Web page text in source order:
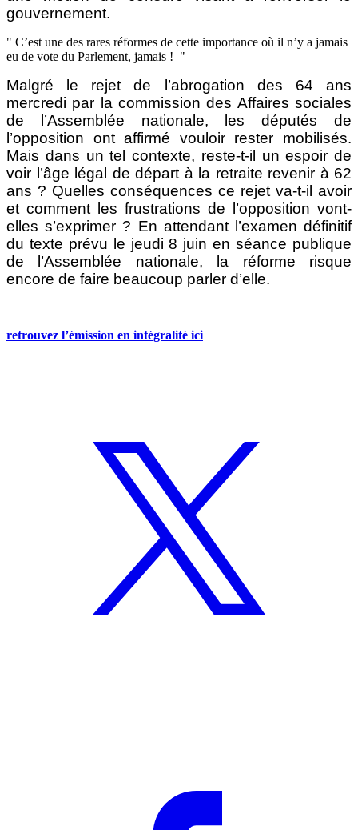
gouvernement.
C’est une des rares réformes de cette importance où il n’y a jamais
eu de vote du Parlement, jamais !
Malgré le rejet de l’abrogation des 64 ans
mercredi par la commission des Affaires sociales
de l’Assemblée nationale, les députés de
l’opposition ont affirmé vouloir rester mobilisés.
Mais dans un tel contexte, reste-t-il un espoir de
voir l’âge légal de départ à la retraite revenir à 62
ans ? Quelles conséquences ce rejet va-t-il avoir
et comment les frustrations de l’opposition vont-
elles s’exprimer ? En attendant l’examen définitif
du texte prévu le jeudi 8 juin en séance publique
de l’Assemblée nationale, la réforme risque
encore de faire beaucoup parler d’elle.
retrouvez l’émission en intégralité ici